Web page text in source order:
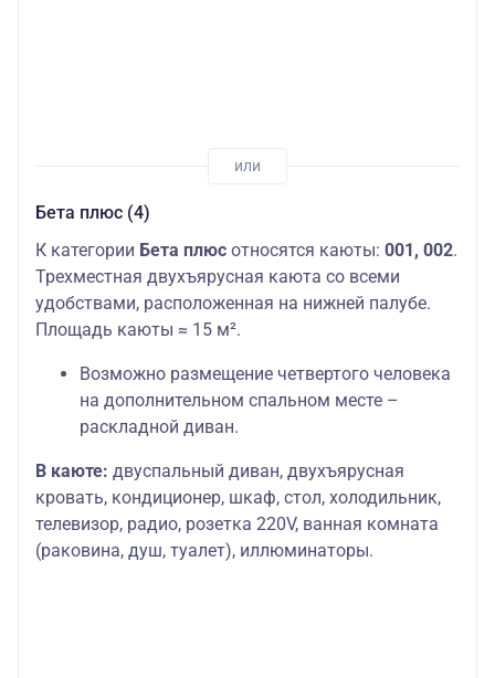
Бета плюс (4)
К категории Бета плюс относятся каюты: 001, 002.
Трехместная двухъярусная каюта со всеми
удобствами, расположенная на нижней палубе.
Площадь каюты ≈ 15 м².
Возможно размещение четвертого человека
на дополнительном спальном месте –
раскладной диван.
В каюте: двуспальный диван, двухъярусная
кровать, кондиционер, шкаф, стол, холодильник,
телевизор, радио, розетка 220V, ванная комната
(раковина, душ, туалет), иллюминаторы.